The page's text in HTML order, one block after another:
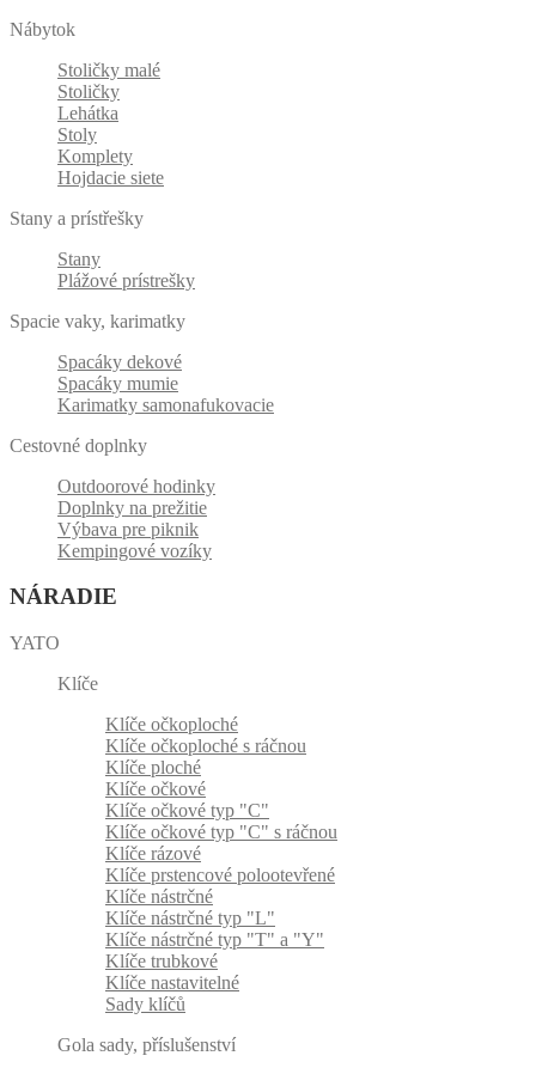
Nábytok
Stoličky malé
Stoličky
Lehátka
Stoly
Komplety
Hojdacie siete
Stany a prístřešky
Stany
Plážové prístrešky
Spacie vaky, karimatky
Spacáky dekové
Spacáky mumie
Karimatky samonafukovacie
Cestovné doplnky
Outdoorové hodinky
Doplnky na prežitie
Výbava pre piknik
Kempingové vozíky
NÁRADIE
YATO
Klíče
Klíče očkoploché
Klíče očkoploché s ráčnou
Klíče ploché
Klíče očkové
Klíče očkové typ "C"
Klíče očkové typ "C" s ráčnou
Klíče rázové
Klíče prstencové polootevřené
Klíče nástrčné
Klíče nástrčné typ "L"
Klíče nástrčné typ "T" a "Y"
Klíče trubkové
Klíče nastavitelné
Sady klíčů
Gola sady, příslušenství